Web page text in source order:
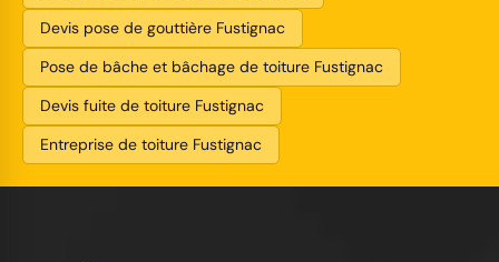
Devis pose de gouttière Fustignac
Pose de bâche et bâchage de toiture Fustignac
Devis fuite de toiture Fustignac
Entreprise de toiture Fustignac